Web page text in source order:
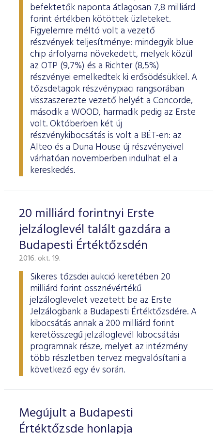
befektetők naponta átlagosan 7,8 milliárd
forint értékben kötöttek üzleteket.
Figyelemre méltó volt a vezető
részvények teljesítménye: mindegyik blue
chip árfolyama növekedett, melyek közül
az OTP (9,7%) és a Richter (8,5%)
részvényei emelkedtek ki erősödésükkel. A
tőzsdetagok részvénypiaci rangsorában
visszaszerezte vezető helyét a Concorde,
második a WOOD, harmadik pedig az Erste
volt. Októberben két új
részvénykibocsátás is volt a BÉT-en: az
Alteo és a Duna House új részvényeivel
várhatóan novemberben indulhat el a
kereskedés.
20 milliárd forintnyi Erste
jelzáloglevél talált gazdára a
Budapesti Értéktőzsdén
2016. okt. 19.
Sikeres tőzsdei aukció keretében 20
milliárd forint össznévértékű
jelzáloglevelet vezetett be az Erste
Jelzálogbank a Budapesti Értéktőzsdére. A
kibocsátás annak a 200 milliárd forint
keretösszegű jelzáloglevél kibocsátási
programnak része, melyet az intézmény
több részletben tervez megvalósítani a
következő egy év során.
Megújult a Budapesti
Értéktőzsde honlapja